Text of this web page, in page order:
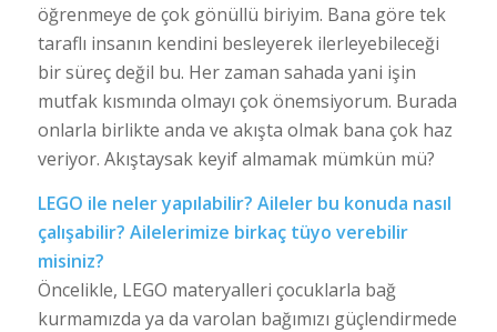
öğrenmeye de çok gönüllü biriyim. Bana göre tek
taraflı insanın kendini besleyerek ilerleyebileceği
bir süreç değil bu. Her zaman sahada yani işin
mutfak kısmında olmayı çok önemsiyorum. Burada
onlarla birlikte anda ve akışta olmak bana çok haz
veriyor. Akıştaysak keyif almamak mümkün mü?
LEGO ile neler yapılabilir? Aileler bu konuda nasıl
çalışabilir? Ailelerimize birkaç tüyo verebilir
misiniz?
Öncelikle, LEGO materyalleri çocuklarla bağ
kurmamızda ya da varolan bağımızı güçlendirmede